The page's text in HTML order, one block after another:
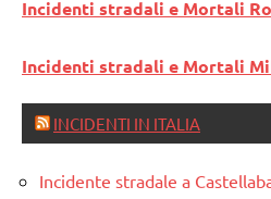
Incidenti stradali e Mortali
Incidenti stradali e Mortali
INCIDENTI IN ITALIA
Incidente stradale a